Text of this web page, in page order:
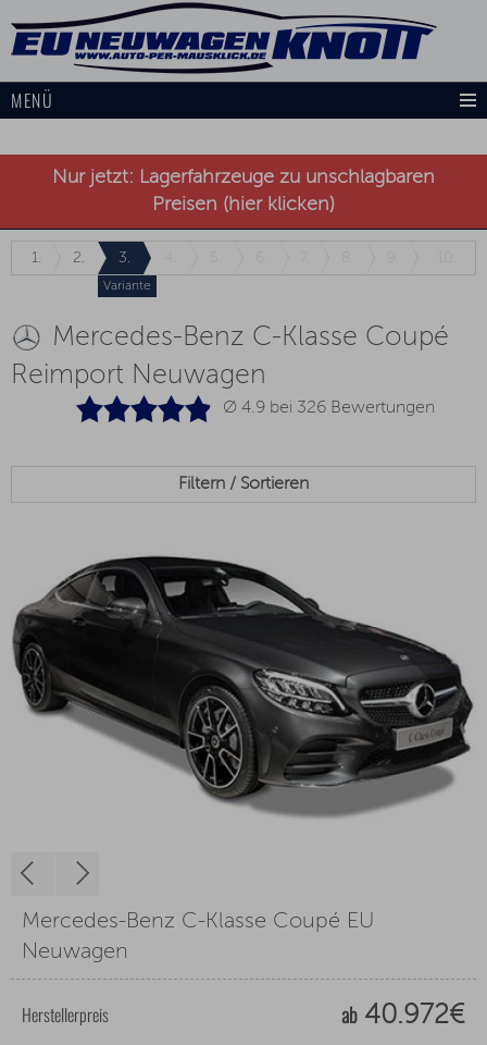
MENÜ
Nur jetzt: Lagerfahrzeuge zu unschlagbaren
Preisen (hier klicken)
1. 2. 3.
Variante
Mercedes-Benz C-Klasse Coupé
Reimport Neuwagen
Ø 4.9 bei 326 Bewertungen
Filtern / Sortieren
Mercedes-Benz C-Klasse Coupé EU
Neuwagen
Herstellerpreis ab40.972€